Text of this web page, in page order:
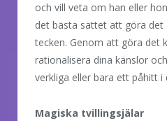
och vill veta om han eller
det bästa sättet att göra det
tecken. Genom att göra det
rationalisera dina känslor
verkliga eller bara ett påhitt i
Magiska tvillingsjälar